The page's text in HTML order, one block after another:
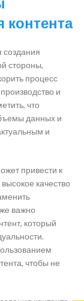
контента
создания
стороны,
процесс
и
что
данных и
и
привести к
качество
важно
который
чтобы не